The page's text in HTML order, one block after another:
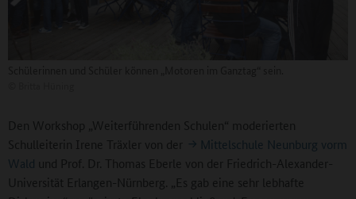
Den Workshop „Weiterführenden Schulen“ moderierten
Schulleiterin Irene Träxler von der
Mittelschule Neunburg vorm
Wald und Prof. Dr. Thomas Eberle von der Friedrich-Alexander-
Universität Erlangen-Nürnberg. „Es gab eine sehr lebhafte